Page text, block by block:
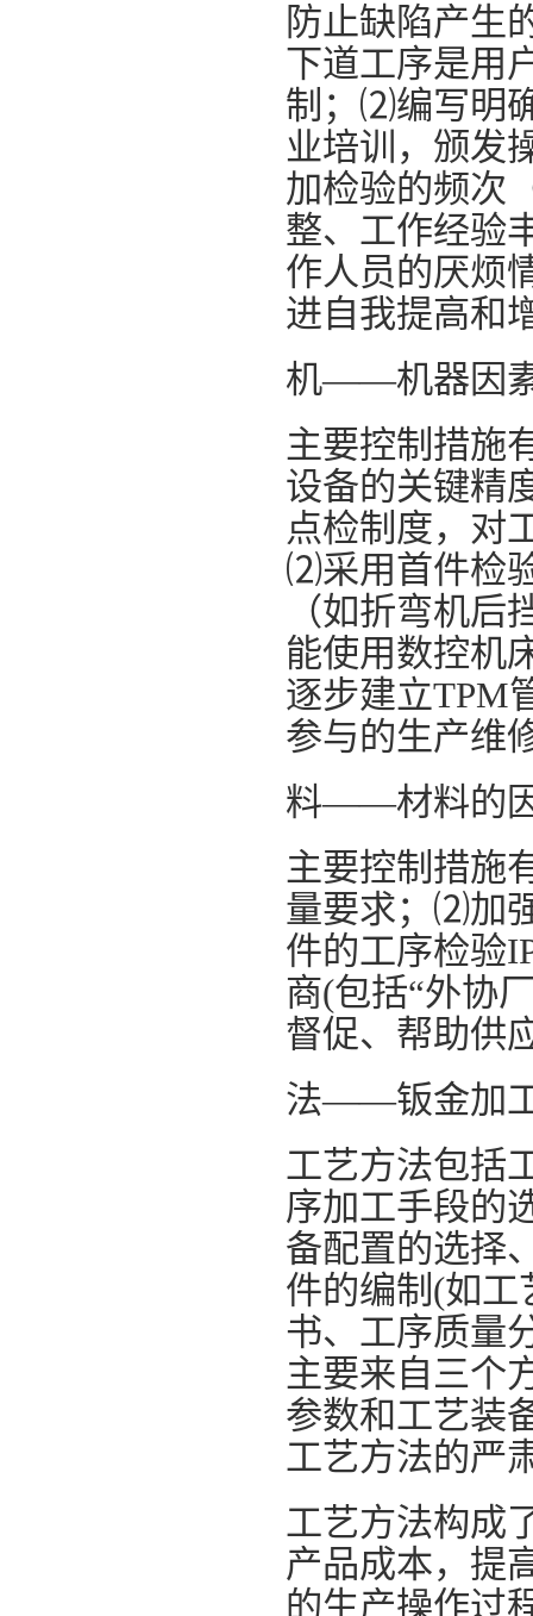
防止缺陷产生
下道工序是用
制；⑵编写明
业培训，颁发
加检验的频次
整、工作经验
作人员的厌烦
进自我提高和
机——机器因
主要控制措施
设备的关键精
点检制度，对
⑵采用首件检
（如折弯机
能使用数控机
逐步建立TPM
参与的生产维
料——材料的
主要控制措施
量要求；⑵加
件的工序检验
商(包括“外协
督促、帮助供
法——钣金加
工艺方法包括
序加工手段的
备配置的选择
件的编制(如工
书、工序质量
主要来自三个
参数和工艺装
工艺方法的严
工艺方法构成
产品成本，提
的生产操作过